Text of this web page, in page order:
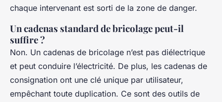
chaque intervenant est sorti de la zone de danger.
Un cadenas standard de bricolage peut-il
suffire ?
Non. Un cadenas de bricolage n’est pas diélectrique
et peut conduire l’électricité. De plus, les cadenas de
consignation ont une clé unique par utilisateur,
empêchant toute duplication. Ce sont des outils de